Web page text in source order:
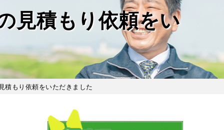
見積もり依頼をい
もり依頼をいただきました